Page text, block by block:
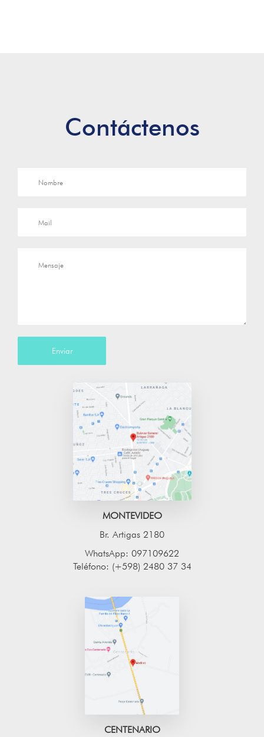
Contáctenos
Enviar
MONTEVIDEO
Br. Artigas 2180
WhatsApp: 097109622
Teléfono: (+598) 2480 37 34
CENTENARIO